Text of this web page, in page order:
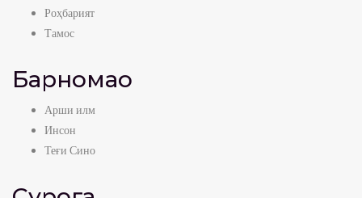
Роҳбарият
Тамос
Барномаҳо
Арши илм
Инсон
Теғи Сино